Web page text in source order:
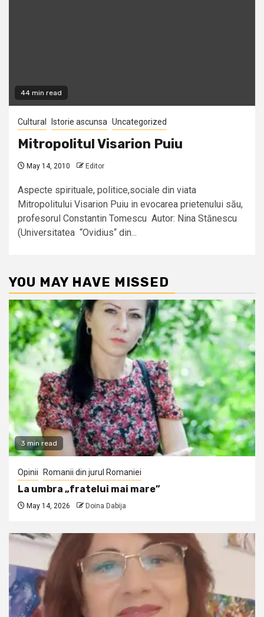
44 min read
Cultural Istorie ascunsa Uncategorized
Mitropolitul Visarion Puiu
May 14, 2010 Editor
Aspecte spirituale, politice,sociale din viata
Mitropolitului Visarion Puiu in evocarea prietenului său,
profesorul Constantin Tomescu Autor: Nina Stănescu
(Universitatea “Ovidius“ din...
YOU MAY HAVE MISSED
3 min read
Opinii Romanii din jurul Romaniei
La umbra „fratelui mai mare”
May 14, 2026 Doina Dabija